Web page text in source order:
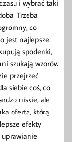
i wybrać taki
Trzeba
co
jest najlepsze.
spodenki,
szukają wzorów
przejrzeć
siebie coś, co
niskie, ale
oferta, którą
efekty